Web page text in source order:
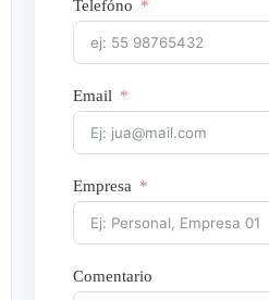
Telefóno
Email
Empresa
Comentario